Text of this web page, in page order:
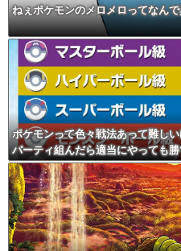
ねぇポケモンのメロメロってなん
ポケモンって色々戦法あって難し
パーティ組んだら適当にやっても